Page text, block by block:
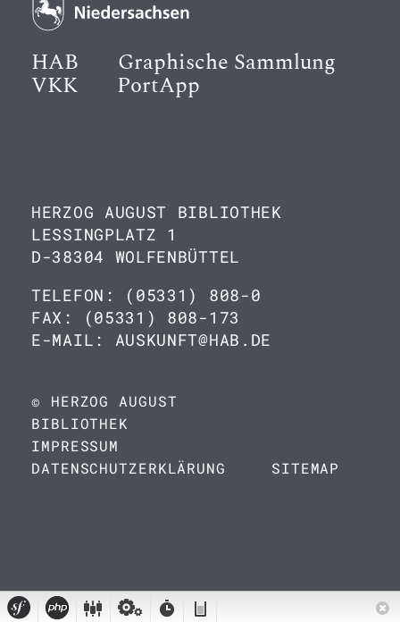
HAB Graphische Sammlung
VKK PortApp
HERZOG AUGUST BIBLIOTHEK
LESSINGPLATZ 1
D-38304 WOLFENBÜTTEL
TELEFON: (05331) 808-0
FAX: (05331) 808-173
E-MAIL: AUSKUNFT@HAB.DE
© HERZOG AUGUST
BIBLIOTHEK
IMPRESSUM
DATENSCHUTZERKLÄRUNG
SITEMAP